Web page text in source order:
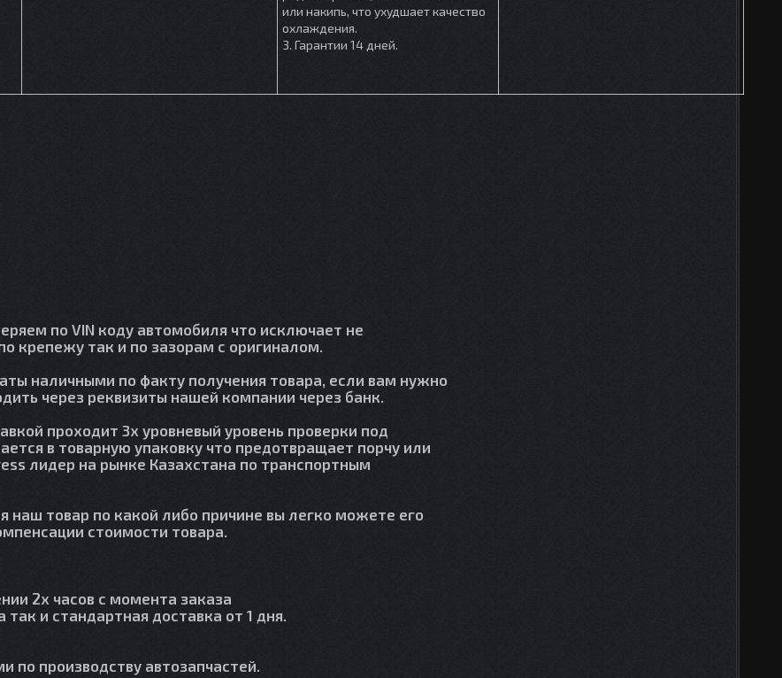
или накипь, что ухудшает качество
охлаждения.
3. Гарантии 14 дней.
по VIN коду автомобиля что исключает не
крепежу так и по зазорам с оригиналом.
наличными по факту получения товара, если вам нужно
через реквизиты нашей компании через банк.
проходит 3х уровневый уровень проверки под
в товарную упаковку что предотвращает порчу или
лидер на рынке Казахстана по транспортным
наш товар по какой либо причине вы легко можете его
стоимости товара.
2х часов с момента заказа
так и стандартная доставка от 1 дня.
по производству автозапчастей.